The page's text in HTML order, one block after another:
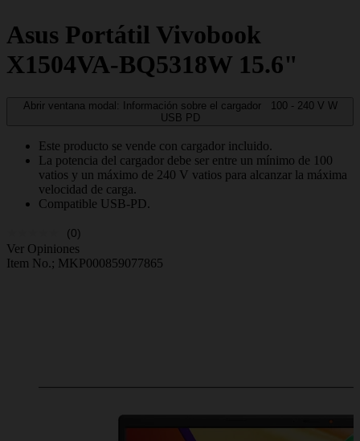
Asus Portátil Vivobook
X1504VA-BQ5318W 15.6"
Abrir ventana modal: Información sobre el cargador 100 - 240 V W
USB PD
Este producto se vende con cargador incluido.
La potencia del cargador debe ser entre un mínimo de 100
vatios y un máximo de 240 V vatios para alcanzar la máxima
velocidad de carga.
Compatible USB-PD.
(0)
Ver Opiniones
Item No.; MKP000859077865